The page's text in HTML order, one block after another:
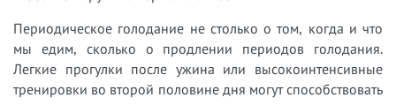
Периодическое голодание не столько о том, когда и что
мы едим, сколько о продлении периодов голодания.
Легкие прогулки после ужина или высокоинтенсивные
тренировки во второй половине дня могут способствовать